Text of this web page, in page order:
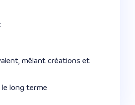
mêlant créations et
le long terme